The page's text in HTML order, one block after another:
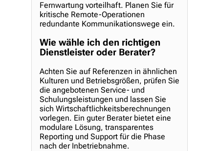
Fernwartung vorteilhaft. Planen Sie für
kritische Remote-Operationen
redundante Kommunikationswege ein.
Wie wähle ich den richtigen
Dienstleister oder Berater?
Achten Sie auf Referenzen in ähnlichen
Kulturen und Betriebsgrößen, prüfen Sie
die angebotenen Service- und
Schulungsleistungen und lassen Sie
sich Wirtschaftlichkeitsberechnungen
vorlegen. Ein guter Berater bietet eine
modulare Lösung, transparentes
Reporting und Support für die Phase
nach der Inbetriebnahme.